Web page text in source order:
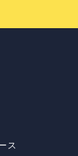
ス